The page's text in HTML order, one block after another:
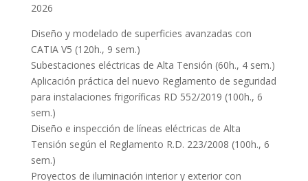
2026
Diseño y modelado de superficies avanzadas con
CATIA V5 (120h., 9 sem.)
Subestaciones eléctricas de Alta Tensión (60h., 4 sem.)
Aplicación práctica del nuevo Reglamento de seguridad
para instalaciones frigoríficas RD 552/2019 (100h., 6
sem.)
Diseño e inspección de líneas eléctricas de Alta
Tensión según el Reglamento R.D. 223/2008 (100h., 6
sem.)
Proyectos de iluminación interior y exterior con